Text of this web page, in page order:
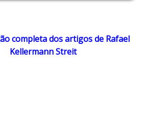
completa dos artigos de Rafael
Kellermann Streit